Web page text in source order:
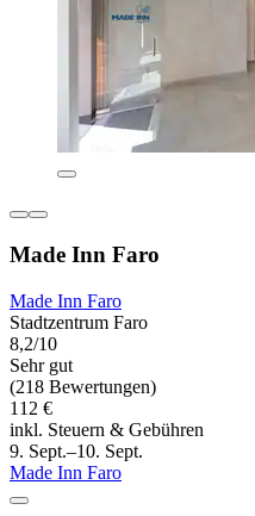
Made Inn Faro
Made Inn Faro
Stadtzentrum Faro
8,2/10
Sehr gut
(218 Bewertungen)
112 €
inkl. Steuern & Gebühren
9. Sept.–10. Sept.
Made Inn Faro